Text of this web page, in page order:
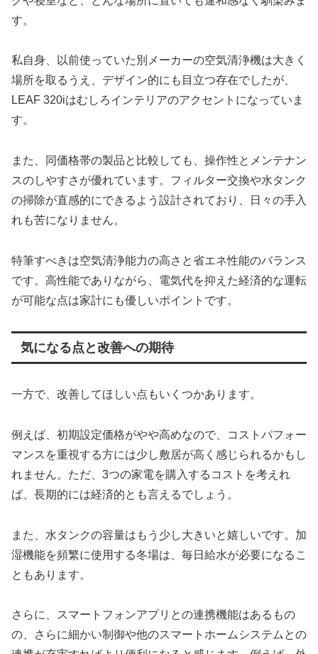
す。
私自身、以前使っていた別メーカーの空気清浄機は大きく
場所を取るうえ、デザイン的にも目立つ存在でしたが、
LEAF 320iはむしろインテリアのアクセントになっていま
す。
また、同価格帯の製品と比較しても、操作性とメンテナン
スのしやすさが優れています。フィルター交換や水タンク
の掃除が直感的にできるよう設計されており、日々の手入
れも苦になりません。
特筆すべきは空気清浄能力の高さと省エネ性能のバランス
です。高性能でありながら、電気代を抑えた経済的な運転
が可能な点は家計にも優しいポイントです。
気になる点と改善への期待
一方で、改善してほしい点もいくつかあります。
例えば、初期設定価格がやや高めなので、コストパフォー
マンスを重視する方には少し敷居が高く感じられるかもし
れません。ただ、3つの家電を購入するコストを考えれ
ば、長期的には経済的とも言えるでしょう。
また、水タンクの容量はもう少し大きいと嬉しいです。加
湿機能を頻繁に使用する冬場は、毎日給水が必要になるこ
ともあります。
さらに、スマートフォンアプリとの連携機能はあるもの
の、さらに細かい制御や他のスマートホームシステムとの